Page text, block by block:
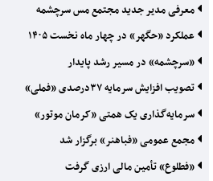
معرفی مدیر جدید مجتمع مس سرچشمه
عملکرد «حگهر» در چهار ماه نخست ۱۴۰۵
«سرچشمه» در مسیر رشد پایدار
تصویب افزایش سرمایه ۳۷درصدی «فملی»
سرمایه‌گذاری یک همتی «کرمان موتور»
مجمع عمومی «فباهنر» برگزار شد
«فطلوع» تأمین مالی ارزی گرفت